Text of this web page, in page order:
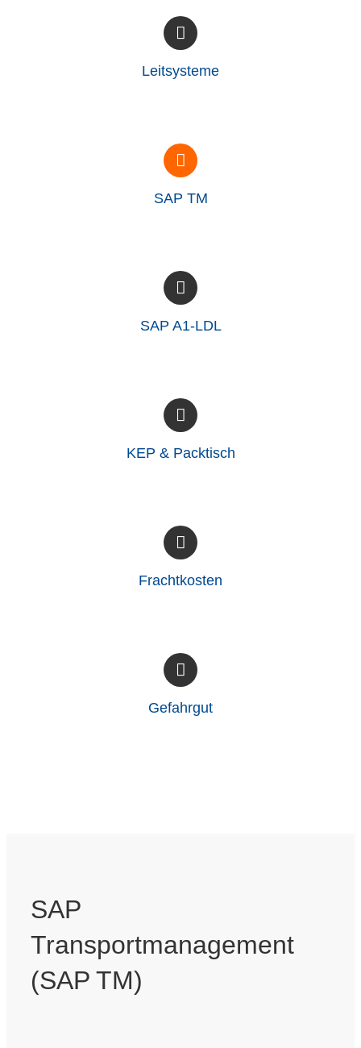
Leitsysteme
SAP TM
SAP A1-LDL
KEP & Packtisch
Frachtkosten
Gefahrgut
SAP
Transportmanagement
(SAP TM)